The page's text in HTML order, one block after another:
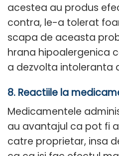
acestea au produs
contra, le-a tolerat
scapa de aceasta
hrana hipoalergenica
a dezvolta intoleranta
8. Reactiile la
Medicamentele
au avantajul ca pot fi
catre proprietar, insa